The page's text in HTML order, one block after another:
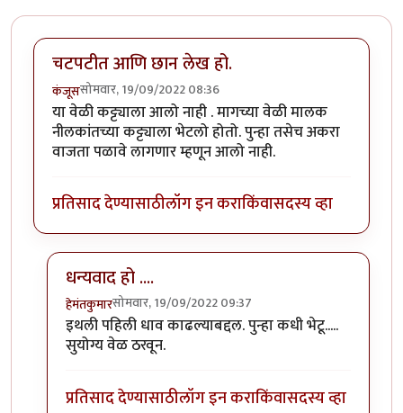
चटपटीत आणि छान लेख हो.
कंजूससोमवार, 19/09/2022 08:36
या वेळी कट्ट्याला आलो नाही . मागच्या वेळी मालक
नीलकांतच्या कट्ट्याला भेटलो होतो. पुन्हा तसेच अकरा
वाजता पळावे लागणार म्हणून आलो नाही.
प्रतिसाद देण्यासाठीलॉग इन कराकिंवासदस्य व्हा
धन्यवाद हो ....
हेमंतकुमारसोमवार, 19/09/2022 09:37
In reply toचटपटीत आणि छान लेख हो.byकंजूस
इथली पहिली धाव काढल्याबद्दल. पुन्हा कधी भेटू.....
सुयोग्य वेळ ठरवून.
प्रतिसाद देण्यासाठीलॉग इन कराकिंवासदस्य व्हा